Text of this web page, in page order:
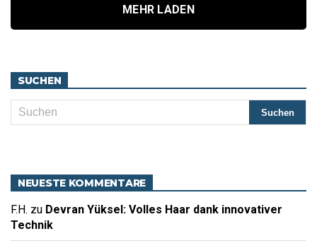
MEHR LADEN
SUCHEN
NEUESTE KOMMENTARE
F.H. zu Devran Yüksel: Volles Haar dank innovativer
Technik